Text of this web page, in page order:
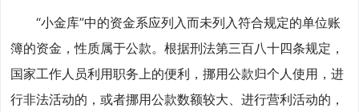
“小金库”中的资金系应列入而未列入符合规定的单位账
簿的资金，性质属于公款。根据刑法第三百八十四条规定，
国家工作人员利用职务上的便利，挪用公款归个人使用，进
行非法活动的，或者挪用公款数额较大、进行营利活动的，